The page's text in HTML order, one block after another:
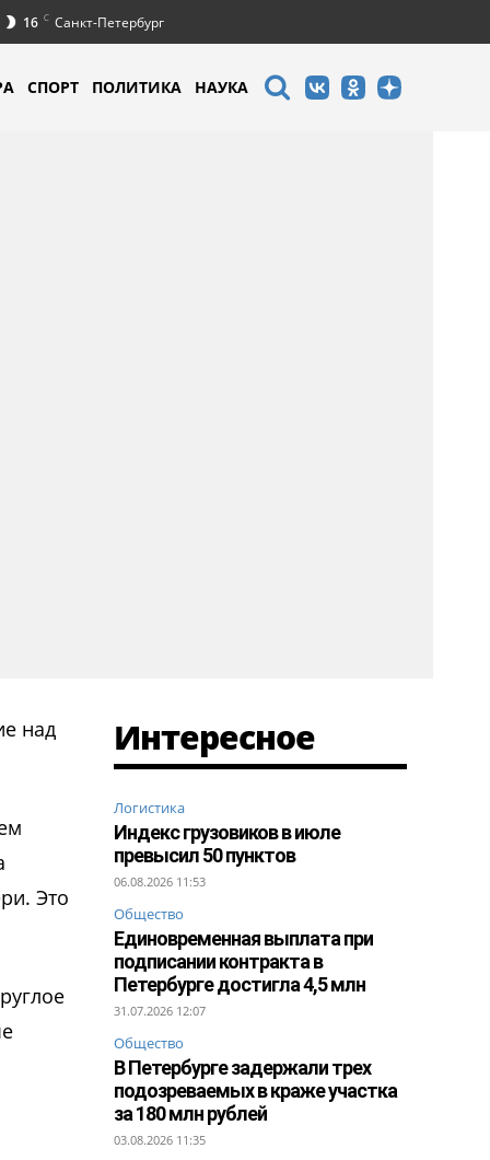
16 C Санкт-Петербург
СПОРТ ПОЛИТИКА НАУКА
над
Это
Интересное
Логистика
Индекс грузовиков в июле
превысил 50 пунктов
06.08.2026 11:53
Общество
Единовременная выплата при
подписании контракта в
Петербурге достигла 4,5 млн
31.07.2026 12:07
Общество
В Петербурге задержали трех
подозреваемых в краже участка
за 180 млн рублей
03.08.2026 11:35